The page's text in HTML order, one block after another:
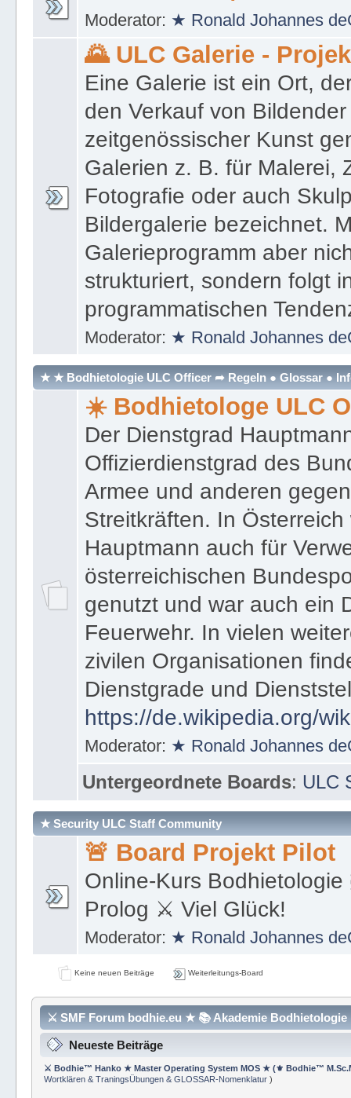
Moderator: ★ Ronald Johannes
🌄 ULC Galerie -
Eine Galerie ist ein Ort,
den Verkauf von
zeitgenössischer Kunst
Galerien z. B. für Malerei,
Fotografie oder auch
Bildergalerie bezeichnet.
Galerieprogramm aber
strukturiert, sondern folgt
programmatischen
Moderator: ★ Ronald Johannes
★ ★ Bodhietologie ULC Officer ➦ Regeln ● Glossar ●
☀️ Bodhietologe ULC
Der Dienstgrad
Offizierdienstgrad des
Armee und anderen
Streitkräften. In
Hauptmann auch für
österreichischen
genutzt und war auch ein
Feuerwehr. In vielen
zivilen Organisationen
Dienstgrade und
https://de.wikipedia.org/
Moderator: ★ Ronald Johannes
Untergeordnete Boards: ULC
★ Security ULC Staff Community
🚨 Board Projekt Pilot
Online-Kurs
Prolog ⚔ Viel Glück!
Moderator: ★ Ronald Johannes
Keine neuen Beiträge Weiterleitungs-Board
⚔ SMF Forum bodhie.eu ★ 📚 Akademie
Neueste Beiträge
⚔ Bodhie™ Hanko ★ Master Operating System MOS ★ (⚜ Bodhie™
Wortklären & TraningsÜbungen & GLOSSAR-Nomenklatur)